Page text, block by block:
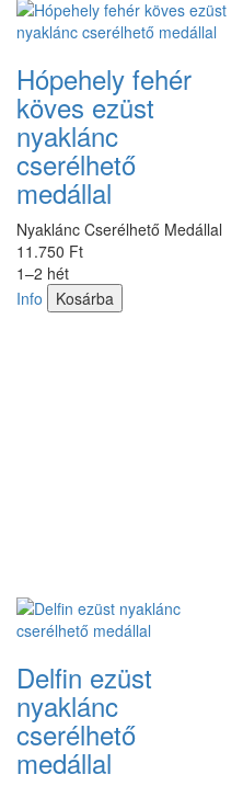
Hópehely fehér
köves ezüst
nyaklánc
cserélhető
medállal
Nyaklánc Cserélhető Medállal
11.750 Ft
1–2 hét
Info
Kosárba
Delfin ezüst
nyaklánc
cserélhető
medállal